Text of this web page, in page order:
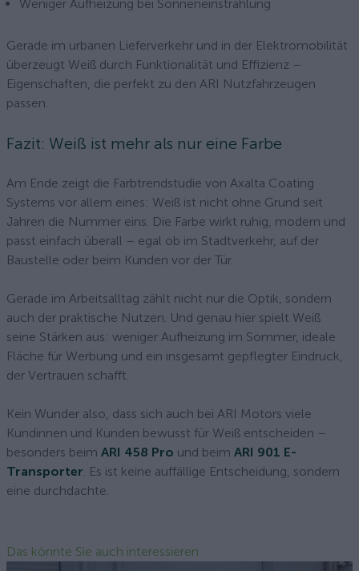
Weniger Aufheizung bei Sonneneinstrahlung
Gerade im urbanen Lieferverkehr und in der Elektromobilität
überzeugt Weiß durch Funktionalität und Effizienz –
Eigenschaften, die perfekt zu den ARI Nutzfahrzeugen
passen.
Fazit: Weiß ist mehr als nur eine Farbe
Am Ende zeigt die Farbtrendstudie von Axalta Coating
Systems vor allem eines: Weiß ist nicht ohne Grund seit
Jahren die Nummer eins. Die Farbe wirkt ruhig, modern und
passt einfach überall – egal ob im Stadtverkehr, auf der
Baustelle oder beim Kunden vor der Tür.
Gerade im Arbeitsalltag zählt nicht nur die Optik, sondern
auch der praktische Nutzen. Und genau hier spielt Weiß
seine Stärken aus: weniger Aufheizung im Sommer, ideale
Fläche für Werbung und ein insgesamt gepflegter Eindruck,
der Vertrauen schafft.
Kein Wunder also, dass sich auch bei ARI Motors viele
Kundinnen und Kunden bewusst für Weiß entscheiden –
besonders beim ARI 458 Pro und beim ARI 901 E-
Transporter. Es ist keine auffällige Entscheidung, sondern
eine durchdachte.
Das könnte Sie auch interessieren